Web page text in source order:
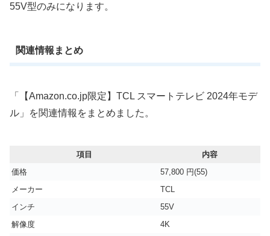
55V型のみになります。
関連情報まとめ
「【Amazon.co.jp限定】TCL スマートテレビ 2024年モデ
ル」を関連情報をまとめました。
項目
内容
価格
57,800 円(55)
メーカー
TCL
インチ
55V
解像度
4K